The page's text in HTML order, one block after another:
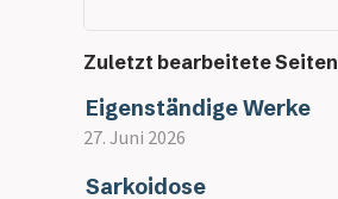
Zuletzt bearbeitete Seiten
Eigenständige Werke
27. Juni 2026
Sarkoidose